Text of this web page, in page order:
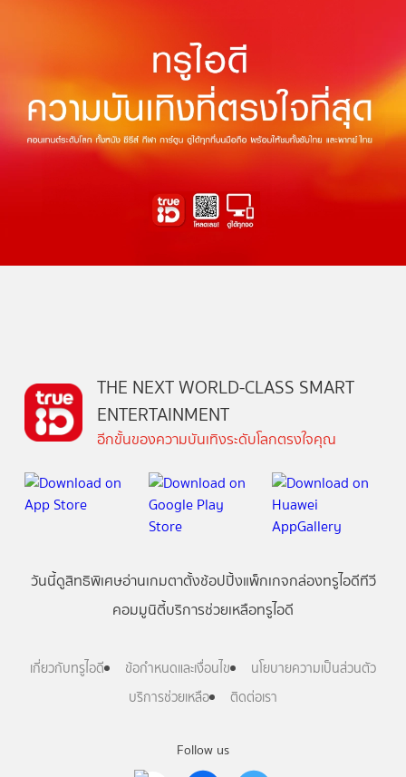
Follow us
THE NEXT WORLD-CLASS SMART
ENTERTAINMENT
อีกขั้นของความบันเทิงระดับโลกตรงใจคุณ
วันนี้ดูสิทธิพิเศษอ่านเกมตาตั้งช้อปปิ้งแพ็กเกจกล่องทรูไอดีทีวี
คอมมูนิตี้บริการช่วยเหลือทรูไอดี
เกี่ยวกับทรูไอดี ข้อกำหนดและเงื่อนไข
นโยบายความเป็นส่วนตัว
บริการช่วยเหลือ
ติดต่อเรา